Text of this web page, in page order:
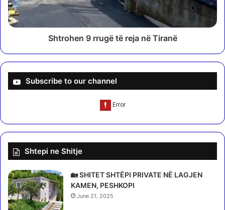
ë
:
K
l
a
r
ë
v
e
s
h
e
n
9
t
j
a
T
i
r
a
Shtrohen 9 rrugë të reja në Tiranë
Subscribe to our channel
Shtepi ne Shitje
🏡 SHITET SHTËPI PRIVATE NË LAGJEN
KAMEN, PESHKOPI
June 21, 2025